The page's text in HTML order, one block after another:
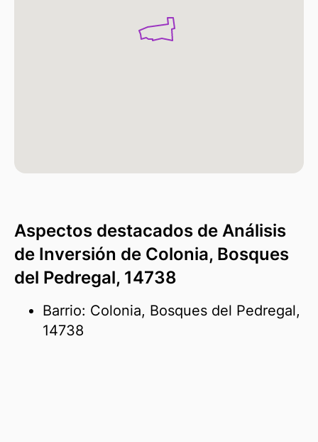
Aspectos destacados de Análisis
de Inversión de Colonia, Bosques
del Pedregal, 14738
Barrio: Colonia, Bosques del Pedregal,
14738